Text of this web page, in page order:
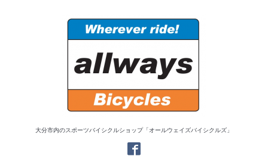
大分市内のスポーツバイシクルショップ「オールウェイズバイシクルズ」